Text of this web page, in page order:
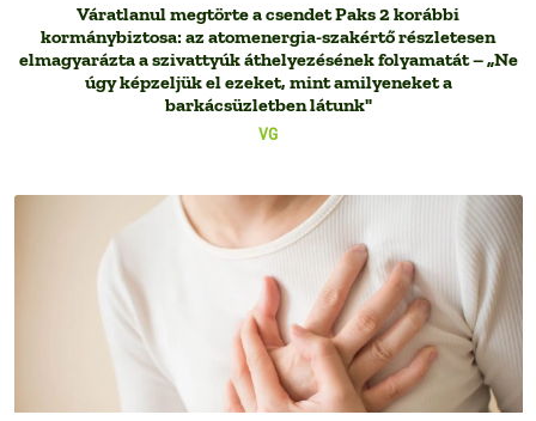
VG
Váratlanul megtörte a csendet Paks 2 korábbi
kormánybiztosa: az atomenergia-szakértő részletesen
elmagyarázta a szivattyúk áthelyezésének folyamatát – „Ne
úgy képzeljük el ezeket, mint amilyeneket a
barkácsüzletben látunk"